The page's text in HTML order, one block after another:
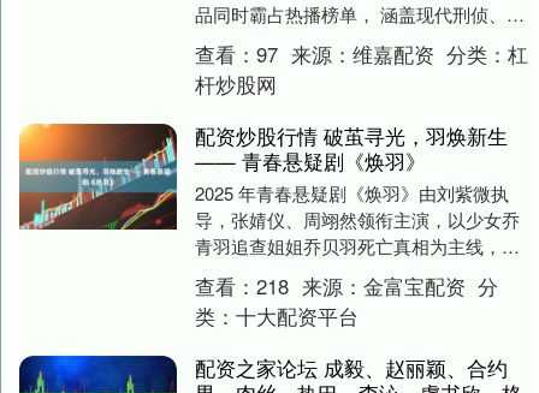
品同时霸占热播榜单， 涵盖现代刑侦、心
理悬疑、古装奇案、人性博弈等多种类
型。 七部热门新....
查看： 97 来源： 维嘉配资 分类：杠
杆炒股网
配资炒股行情 破茧寻光，羽焕新生
—— 青春悬疑剧《焕羽》
2025 年青春悬疑剧《焕羽》由刘紫微执
导，张婧仪、周翊然领衔主演，以少女乔
青羽追查姐姐乔贝羽死亡真相为主线，将
青春悸动、悬疑叙事与现实议题深度缝
合，跳出传统青....
查看： 218 来源： 金富宝配资 分
类： 十大配资平台
配资之家论坛 成毅、赵丽颖、合约